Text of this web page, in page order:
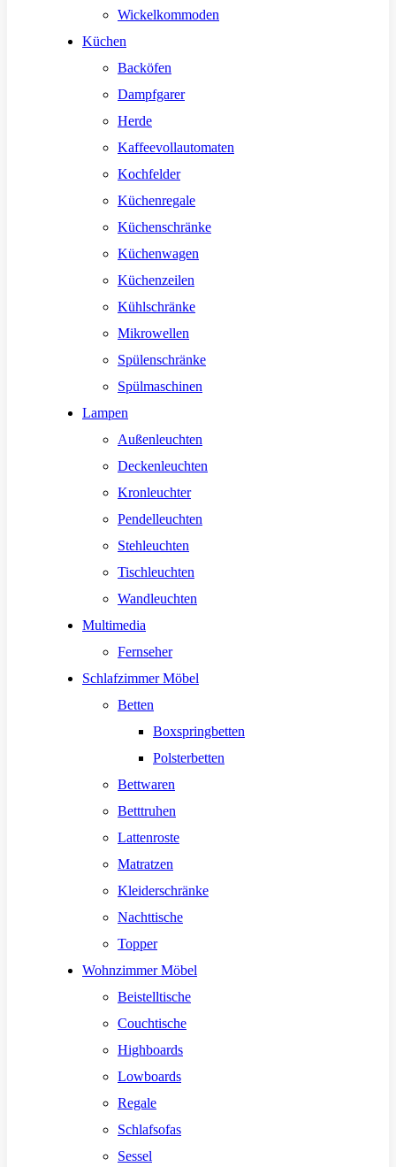
Wickelkommoden
Küchen
Backöfen
Dampfgarer
Herde
Kaffeevollautomaten
Kochfelder
Küchenregale
Küchenschränke
Küchenwagen
Küchenzeilen
Kühlschränke
Mikrowellen
Spülenschränke
Spülmaschinen
Lampen
Außenleuchten
Deckenleuchten
Kronleuchter
Pendelleuchten
Stehleuchten
Tischleuchten
Wandleuchten
Multimedia
Fernseher
Schlafzimmer Möbel
Betten
Boxspringbetten
Polsterbetten
Bettwaren
Betttruhen
Lattenroste
Matratzen
Kleiderschränke
Nachttische
Topper
Wohnzimmer Möbel
Beistelltische
Couchtische
Highboards
Lowboards
Regale
Schlafsofas
Sessel